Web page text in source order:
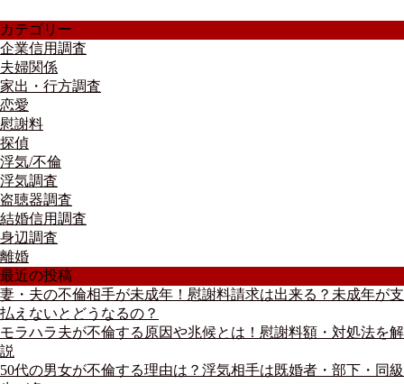
カテゴリー
企業信用調査
夫婦関係
家出・行方調査
恋愛
慰謝料
探偵
浮気/不倫
浮気調査
盗聴器調査
結婚信用調査
身辺調査
離婚
最近の投稿
妻・夫の不倫相手が未成年！慰謝料請求は出来る？未成年が支
払えないとどうなるの？
モラハラ夫が不倫する原因や兆候とは！慰謝料額・対処法を解
説
50代の男女が不倫する理由は？浮気相手は既婚者・部下・同級